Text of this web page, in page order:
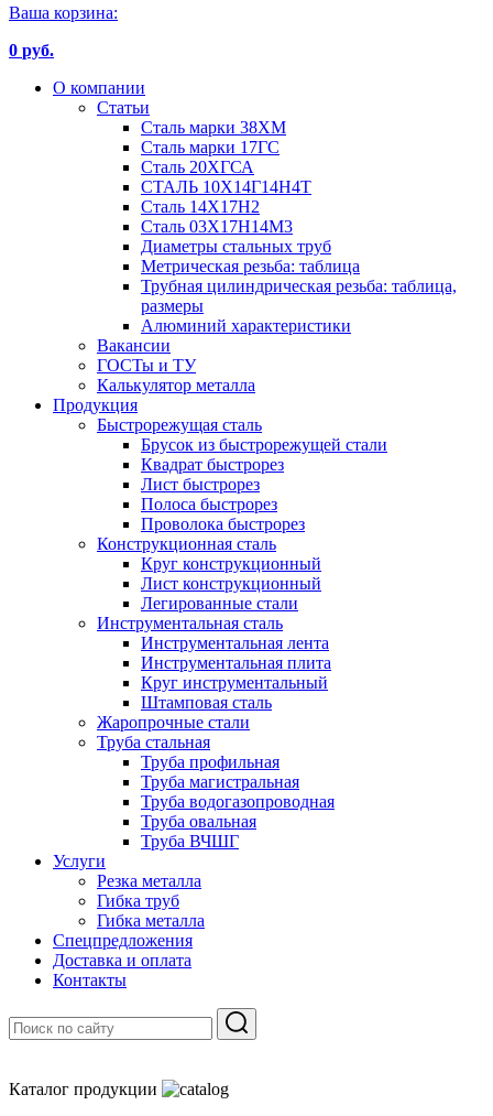
Ваша корзина:
0 руб.
О компании
Статьи
Сталь марки 38ХМ
Сталь марки 17ГС
Сталь 20ХГСА
СТАЛЬ 10Х14Г14Н4Т
Сталь 14Х17Н2
Сталь 03Х17Н14М3
Диаметры стальных труб
Метрическая резьба: таблица
Трубная цилиндрическая резьба: таблица,
размеры
Алюминий характеристики
Вакансии
ГОСТы и ТУ
Калькулятор металла
Продукция
Быстрорежущая сталь
Брусок из быстрорежущей стали
Квадрат быстрорез
Лист быстрорез
Полоса быстрорез
Проволока быстрорез
Конструкционная сталь
Круг конструкционный
Лист конструкционный
Легированные стали
Инструментальная сталь
Инструментальная лента
Инструментальная плита
Круг инструментальный
Штамповая сталь
Жаропрочные стали
Труба стальная
Труба профильная
Труба магистральная
Труба водогазопроводная
Труба овальная
Труба ВЧШГ
Услуги
Резка металла
Гибка труб
Гибка металла
Спецпредложения
Доставка и оплата
Контакты
Каталог продукции